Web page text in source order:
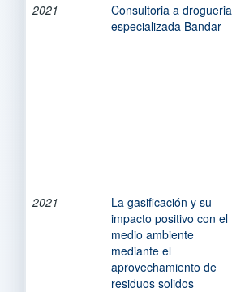
2021
Consultoria a drogueria
especializada Bandar
2021
La gasificación y su
impacto positivo con el
medio ambiente
mediante el
aprovechamiento de
residuos solidos